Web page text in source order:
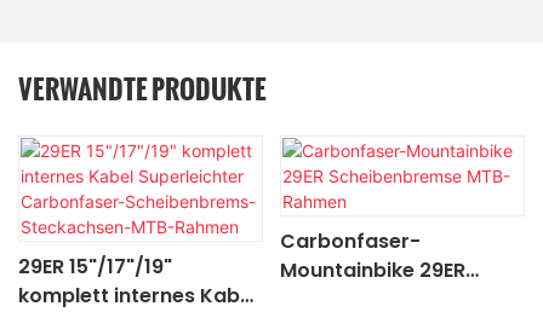
VERWANDTE PRODUKTE
29ER 15"/17"/19"
komplett internes Kabel
Carbonfaser-
Mountainbike 29ER